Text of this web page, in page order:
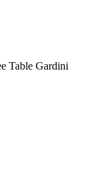
Table Gardini